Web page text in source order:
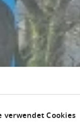
verwendet Cookies